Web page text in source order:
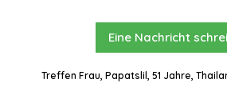
Eine Nachricht
Treffen Frau, Papatslil, 51 Jahre,